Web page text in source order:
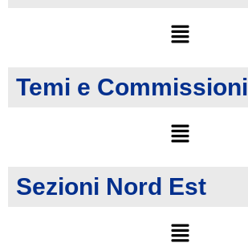
Temi e Commissioni
Sezioni Nord Est